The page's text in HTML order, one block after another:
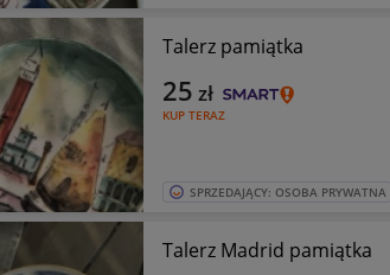
Talerz pamiątka
KUP TERAZ
25 zł
SPRZEDAJĄCY: OSOBA PRYWATNA
Talerz Madrid pamiątka